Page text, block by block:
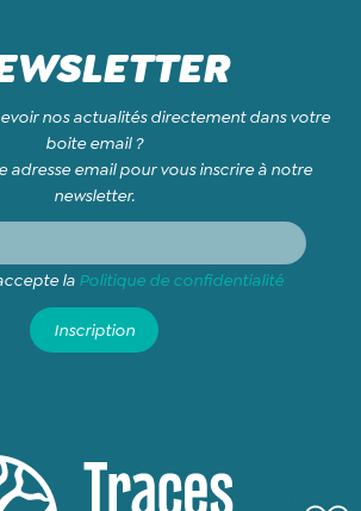
nos actualités directement dans votre
boite email ?
adresse email pour vous inscrire à notre
newsletter.
la Politique de confidentialité